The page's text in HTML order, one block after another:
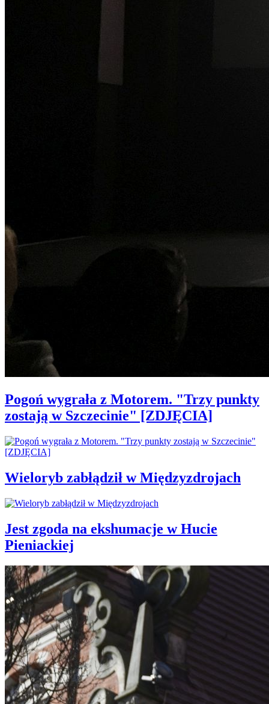
Pogoń wygrała z Motorem. "Trzy punkty
zostają w Szczecinie" [ZDJĘCIA]
Wieloryb zabłądził w Międzyzdrojach
Jest zgoda na ekshumacje w Hucie
Pieniackiej